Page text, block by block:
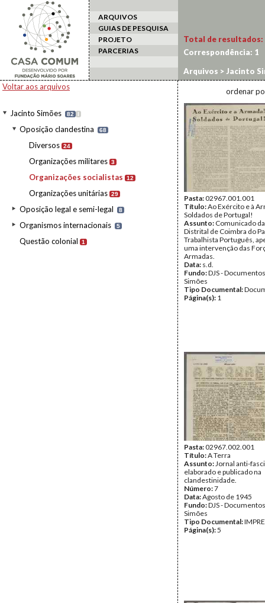
ARQUIVOS
GUIAS DE PESQUISA
PROJETO
PARCERIAS
Voltar aos arquivos
Jacinto Simões 82 I
Oposição clandestina 68
Diversos 24
Organizações militares 3
Organizações socialistas 12
Organizações unitárias 29
Oposição legal e semi-legal 8
Organismos internacionais 5
Questão colonial 1
Total de resultados:
Correspondência: 1
Arquivos > Jacinto
ordenar
Pasta:02967.001.001
Título:Ao Exército e à
Soldados de Portugal!
Assunto: Comunicado
Distrital de Coimbra do
Trabalhista Português,
uma intervenção das
Armadas.
Data: s.d.
Fundo:DJS -
Simões
Tipo Documental:
Página(s): 1
Pasta:02967.002.001
Título:A Terra
Assunto:Jornal anti-
elaborado e publicado na
clandestinidade.
Número:7
Data:Agosto de 1945
Fundo:DJS -
Simões
Tipo Documental:
Página(s):5